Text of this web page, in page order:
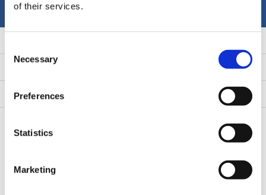
of their services.
Selection
Necessary
Preferences
Statistics
Marketing
* Leia a Política de privacidade
A minha conta
Categorias
Industrialwheels.com